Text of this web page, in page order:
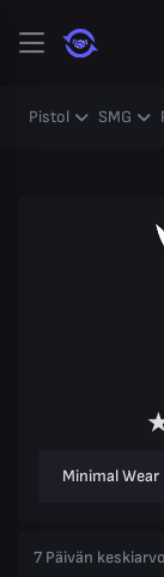
Pistol SMG
Minimal Wear
7 Päivän keskiarvo